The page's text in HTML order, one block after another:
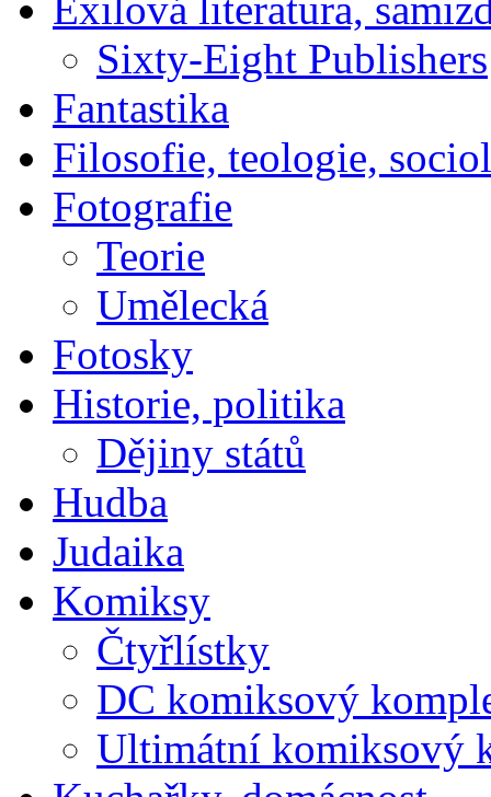
Sixty-Eight Publishers
Fantastika
Filosofie, teologie,
Fotografie
Teorie
Umělecká
Fotosky
Historie, politika
Dějiny států
Hudba
Judaika
Komiksy
Čtyřlístky
DC komiksový
Ultimátní komiksový